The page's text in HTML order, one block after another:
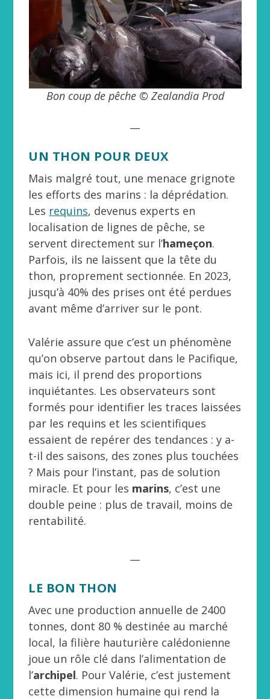
Bon coup de pêche © Zealandia Prod
UN THON POUR DEUX
Mais malgré tout, une menace grignote
les efforts des marins : la déprédation.
Les requins, devenus experts en
localisation de lignes de pêche, se
servent directement sur l’hameçon.
Parfois, ils ne laissent que la tête du
thon, proprement sectionnée. En 2023,
jusqu’à 40% des prises ont été perdues
avant même d’arriver sur le pont.
Valérie assure que c’est un phénomène
qu’on observe partout dans le Pacifique,
mais ici, il prend des proportions
inquiétantes. Les observateurs sont
formés pour identifier les traces laissées
par les requins et les scientifiques
essaient de repérer des tendances : y a-
t-il des saisons, des zones plus touchées
? Mais pour l’instant, pas de solution
miracle. Et pour les marins, c’est une
double peine : plus de travail, moins de
rentabilité.
LE BON THON
Avec une production annuelle de 2400
tonnes, dont 80 % destinée au marché
local, la filière hauturière calédonienne
joue un rôle clé dans l’alimentation de
l’archipel. Pour Valérie, c’est justement
cette dimension humaine qui rend la